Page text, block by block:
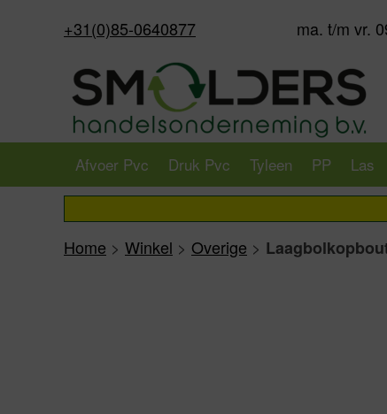
+31(0)85-0640877 ma. t/m vr.
Afvoer Pvc Druk Pvc Tyleen PP Las
Home > Winkel > Overige >